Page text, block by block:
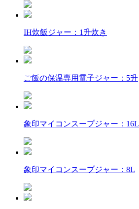
IH炊飯ジャー：1升炊き
ご飯の保温専用電子ジャー：5升
象印マイコンスープジャー：16L
象印マイコンスープジャー：8L